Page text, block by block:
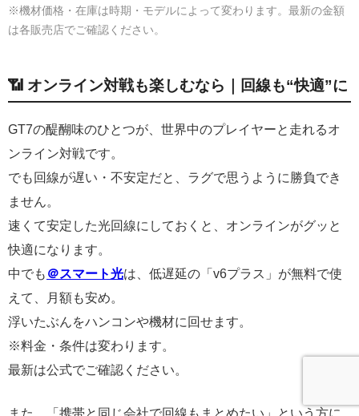
※機材価格・在庫は時期・モデルによって変わります。最新の金額
は各販売店でご確認ください。
📶 オンライン対戦も楽しむなら｜回線も“快適”に
GT7の醍醐味のひとつが、世界中のプレイヤーと走れるオ
ンライン対戦です。
でも回線が遅い・不安定だと、ラグで思うように勝負でき
ません。
速くて安定した光回線にしておくと、オンラインがグッと
快適になります。
中でも ＠スマート光は、低遅延の「v6プラス」が無料で使
えて、月額も安め。
浮いたぶんをハンコンや機材に回せます。
※料金・条件は変わります。
最新は公式でご確認ください。
また、「携帯と同じ会社で回線もまとめたい」という方に